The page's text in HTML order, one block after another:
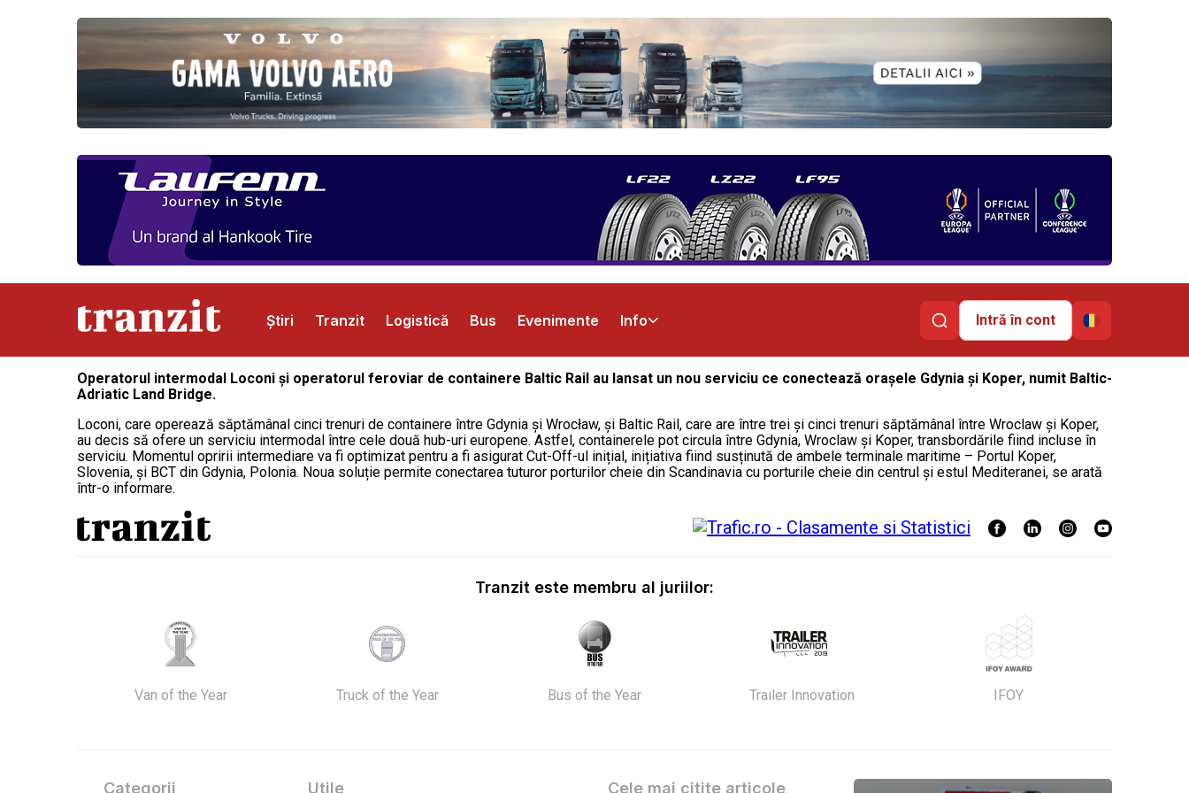
Știri Tranzit Logistică Bus Evenimente Info
Abonamente Publicitate Contact
Intră în cont
Operatorul intermodal Loconi și operatorul feroviar de containere Baltic Rail au lansat un nou serviciu ce conectează orașele Gdynia și Koper, numit Baltic-
Adriatic Land Bridge.
Loconi, care operează săptămânal cinci trenuri de containere între Gdynia și Wrocław, și Baltic Rail, care are între trei și cinci trenuri săptămânal între Wroclaw și Koper,
au decis să ofere un serviciu intermodal între cele două hub-uri europene. Astfel, containerele pot circula între Gdynia, Wroclaw și Koper, transbordările fiind incluse în
serviciu. Momentul opririi intermediare va fi optimizat pentru a fi asigurat Cut-Off-ul inițial, inițiativa fiind susținută de ambele terminale maritime – Portul Koper,
Slovenia, și BCT din Gdynia, Polonia. Noua soluție permite conectarea tuturor porturilor cheie din Scandinavia cu porturile cheie din centrul și estul Mediteranei, se arată
într-o informare.
Tranzit este membru al juriilor:
Van of the Year Truck of the Year Bus of the Year Trailer Innovation IFOY
Categorii Utile Cele mai citite articole